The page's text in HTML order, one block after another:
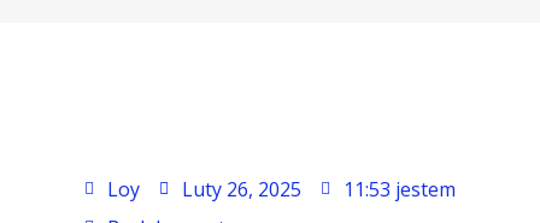
Loy Luty 26, 2025
11:53 jestem